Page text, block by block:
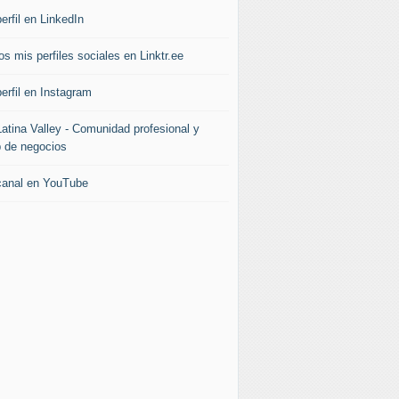
en LinkedIn
mis perfiles sociales en Linktr.ee
en Instagram
Valley - Comunidad profesional y
de negocios
en YouTube